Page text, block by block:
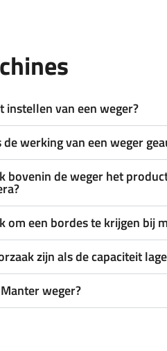
instellen van een weger?
werking van een weger
bovenin de weger het
om een bordes te krijgen bij
zijn als de capaciteit
weger?